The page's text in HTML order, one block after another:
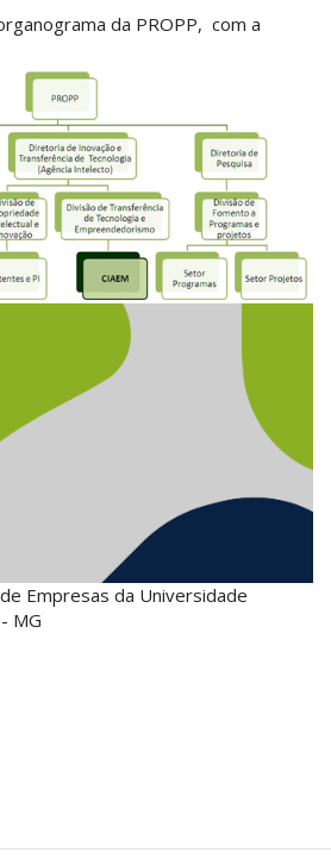
da PROPP, com a
Empresas da Universidade
MG